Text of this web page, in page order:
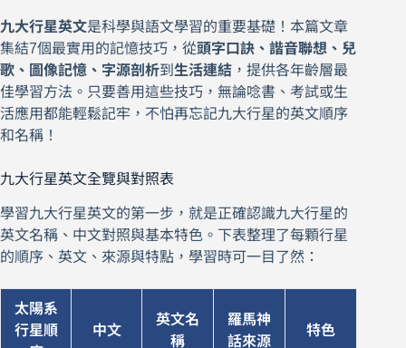
九大行星英文是科學與語文學習的重要基礎！本篇文章
集結7個最實用的記憶技巧，從頭字口訣、諧音聯想、兒
歌、圖像記憶、字源剖析到 生活連結 ，提供各年齡層最
佳學習方法。只要善用這些技巧，無論唸書、考試或生
活應用都能輕鬆記牢，不怕再忘記九大行星的英文順序
和名稱！
九大行星英文全覽與對照表
學習九大行星英文的第一步，就是正確認識九大行星的
英文名稱、中文對照與基本特色。下表整理了每顆行星
的順序、英文、來源與特點，學習時可一目了然：
太陽系
行星順
中文
英文名
稱
羅馬神
話來源
特色